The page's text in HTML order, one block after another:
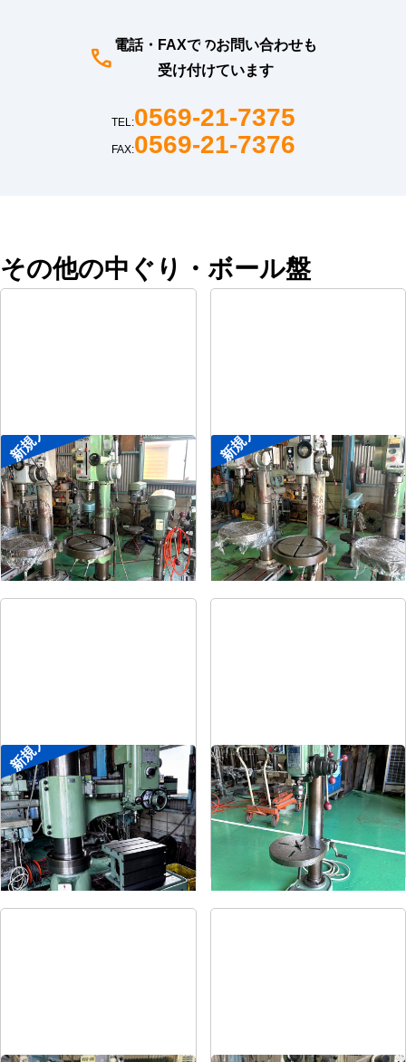
電話・FAXでのお問い合わせも
受け付けています
TEL:0569-21-7375
FAX:0569-21-7376
その他の中ぐり・ボール盤
新規入荷
直立ボール盤
メーカー 森精機
形 式YD2-55
年 式-
新規入荷
直立ボール盤
メーカー 吉良
形 式KRTG-540
年 式-
新規入荷
ラジアルボール盤
メーカー 森精機
形 式 YR3-115
年 式-
卓上ボール盤
メーカー 吉良
形 式KRT-340
式-